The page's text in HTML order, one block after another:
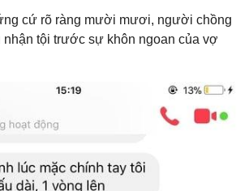
cứ rõ ràng mười mươi, người chồng
nhận tội trước sự khôn ngoan của vợ